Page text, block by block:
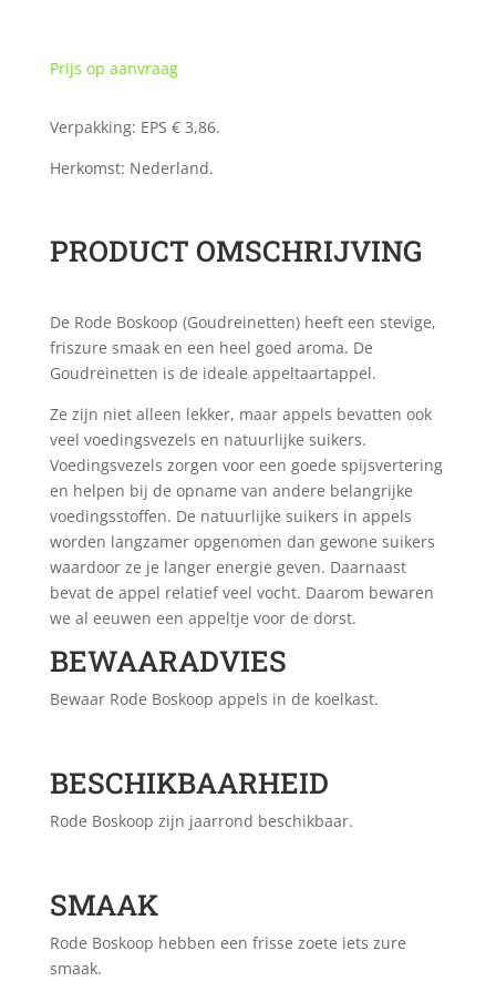
Prijs op aanvraag
Verpakking: EPS € 3,86.
Herkomst: Nederland.
PRODUCT OMSCHRIJVING
De Rode Boskoop (Goudreinetten) heeft een stevige,
friszure smaak en een heel goed aroma. De
Goudreinetten is de ideale appeltaartappel.
Ze zijn niet alleen lekker, maar appels bevatten ook
veel voedingsvezels en natuurlijke suikers.
Voedingsvezels zorgen voor een goede spijsvertering
en helpen bij de opname van andere belangrijke
voedingsstoffen. De natuurlijke suikers in appels
worden langzamer opgenomen dan gewone suikers
waardoor ze je langer energie geven. Daarnaast
bevat de appel relatief veel vocht. Daarom bewaren
we al eeuwen een appeltje voor de dorst.
BEWAARADVIES
Bewaar Rode Boskoop appels in de koelkast.
BESCHIKBAARHEID
Rode Boskoop zijn jaarrond beschikbaar.
SMAAK
Rode Boskoop hebben een frisse zoete iets zure
smaak.